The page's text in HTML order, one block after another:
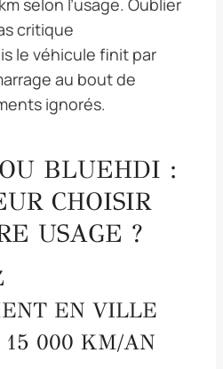
critique
le véhicule finit par
au bout de
ignorés.
BLUEHDI :
CHOISIR
USAGE ?
EN VILLE
15 000 KM/AN